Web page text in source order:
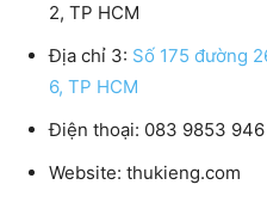
2, TP HCM
Địa chỉ 3: Số 175 đường
6, TP HCM
Điện thoại: 083 9853
Website: thukieng.com